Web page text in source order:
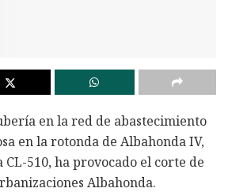
en la red de abastecimiento
en la rotonda de Albahonda IV,
510, ha provocado el corte de
Albahonda.